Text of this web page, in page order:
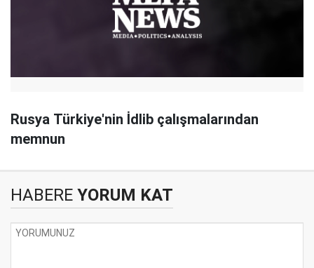
Rusya Türkiye'nin İdlib çalışmalarından
memnun
HABERE YORUM KAT